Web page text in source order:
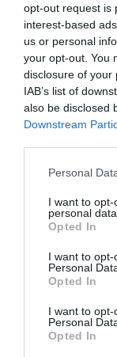
opt-out request is
interest-based
us or personal
your opt-out. You
disclosure of your
IAB’s list of
also be disclosed
Downstream
Personal
I want to
personal data.
Opted In
I want to
Personal
Opted In
I want to
Personal
Opted In
Recentemente
volte originali del '700
Fra le dotazioni
connessione a
asciugacapelli.
Camere disponibili:
Singola, Matrimoniale
Servizi
Aria condizionata
comuni
Informazioni
Personale Multilingua
Sala Lettura
Ristorante
La prima colazione
Gli ospiti potranno
formaggi, la ricotta, i
Servizi a
Connessione ad
Lavaggio a secco
Noleggio
Meeting / Congressi
Camere Fumatori
Camere Non Fumatori